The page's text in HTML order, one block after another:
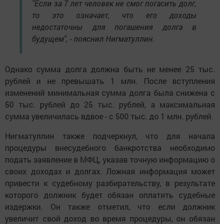
"Если за 7 лет человек не смог погасить долг,
то это означает, что его доходы
недостаточны для погашения долга в
будущем", - пояснил Нигматуллин.
Однако сумма долга должна быть не менее 25 тыс.
рублей и не превышать 1 млн. После вступления
изменений минимальная сумма долга была снижена с
50 тыс. рублей до 25 тыс. рублей, а максимальная
сумма увеличилась вдвое - с 500 тыс. до 1 млн. рублей.
Нигматуллин также подчеркнул, что для начала
процедуры внесудебного банкротства необходимо
подать заявление в МФЦ, указав точную информацию о
своих доходах и долгах. Ложная информация может
привести к судебному разбирательству, в результате
которого должник будет обязан оплатить судебные
издержки. Он также отметил, что если должник
увеличит свой доход во время процедуры, он обязан